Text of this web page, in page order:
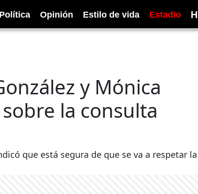
Política Opinión Estilo de vida Estadio H
y Mónica
la consulta
que está segura de que se va a respetar la